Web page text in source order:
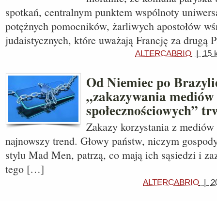
spotkań, centralnym punktem wspólnoty
potężnych pomocników, żarliwych apostołów
judaistycznych, które uważają Francję za drugą
ALTERCABRIO | 15
Od Niemiec po
„zakazywania mediów
społecznościowych”
Zakazy korzystania z mediów
najnowszy trend. Głowy państw, niczym
stylu Mad Men, patrzą, co mają ich sąsiedzi i
tego […]
ALTERCABRIO |